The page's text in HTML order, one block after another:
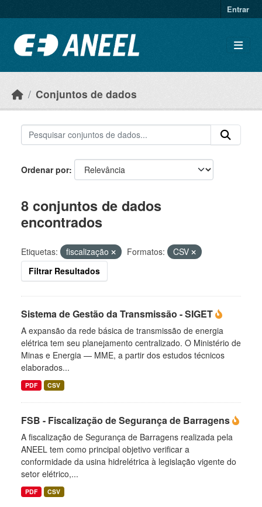
Entrar
Conjuntos de dados
Ordenar por
8 conjuntos de dados
encontrados
Etiquetas: fiscalização Formatos:
CSV
Filtrar Resultados
Sistema de Gestão da Transmissão - SIGET
A expansão da rede básica de transmissão de energia
elétrica tem seu planejamento centralizado. O Ministério de
Minas e Energia — MME, a partir dos estudos técnicos
elaborados...
PDF CSV
FSB - Fiscalização de Segurança de Barragens
A fiscalização de Segurança de Barragens realizada pela
ANEEL tem como principal objetivo verificar a
conformidade da usina hidrelétrica à legislação vigente do
setor elétrico,...
PDF CSV